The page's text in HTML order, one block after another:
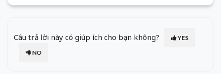
Câu trả lời này có giúp ích cho bạn không?
YES
NO